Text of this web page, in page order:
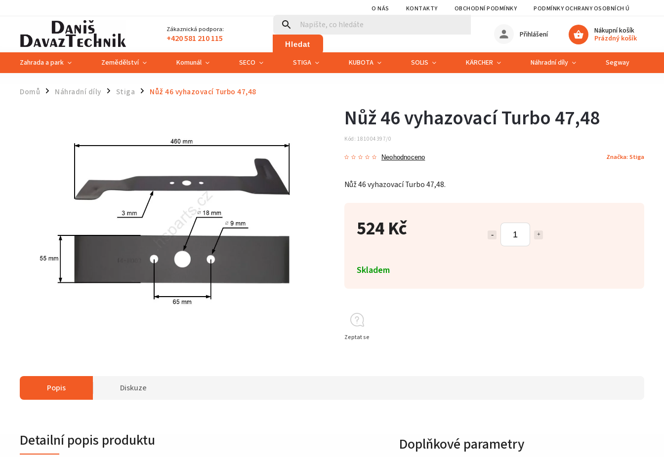
O NÁS KONTAKTY OBCHODNÍ PODMÍNKY PODMÍNKY OCHRANY OSOBNÍCH ÚDAJŮ
Zákaznická podpora:
+420 581 210 115 Hledat
Nákupní košík
Prázdný košík
Přihlášení
Zahrada a park Zemědělství Komunál SECO STIGA KUBOTA SOLIS KÄRCHER Náhradní díly Segway
Domů / Náhradní díly / Stiga / Nůž 46 vyhazovací Turbo 47,48
524 Kč
Skladem
Nůž 46 vyhazovací Turbo 47,48
Kód: 181004397/0
Neohodnoceno Značka: Stiga
Nůž 46 vyhazovací Turbo 47,48.
Zeptat se
Popis Diskuze
Detailní popis produktu Doplňkové parametry